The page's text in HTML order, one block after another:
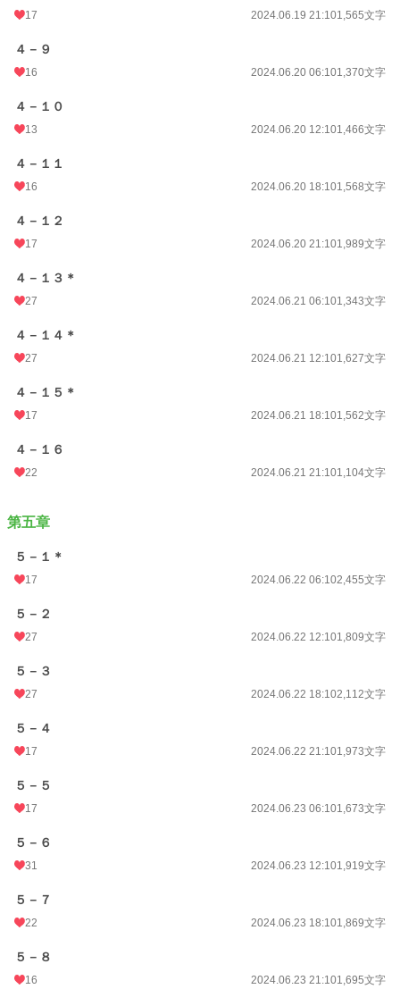
17 2024.06.19 21:101,565文字
４－９
16 2024.06.20 06:101,370文字
４－１０
13 2024.06.20 12:101,466文字
４－１１
16 2024.06.20 18:101,568文字
４－１２
17 2024.06.20 21:101,989文字
４－１３＊
27 2024.06.21 06:101,343文字
４－１４＊
27 2024.06.21 12:101,627文字
４－１５＊
17 2024.06.21 18:101,562文字
４－１６
22 2024.06.21 21:101,104文字
第五章
５－１＊
17 2024.06.22 06:102,455文字
５－２
27 2024.06.22 12:101,809文字
５－３
27 2024.06.22 18:102,112文字
５－４
17 2024.06.22 21:101,973文字
５－５
17 2024.06.23 06:101,673文字
５－６
31 2024.06.23 12:101,919文字
５－７
22 2024.06.23 18:101,869文字
５－８
16 2024.06.23 21:101,695文字